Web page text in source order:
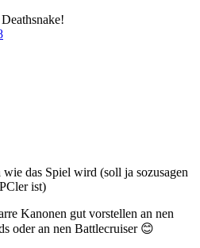
das Spiel wird (soll ja sozusagen
ist)
Kanonen gut vorstellen an nen
oder an nen Battlecruiser 😊